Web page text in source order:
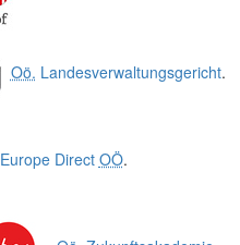
Oö. Landesverwaltungsgericht.
Europe Direct OÖ.